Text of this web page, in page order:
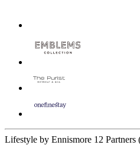
Lifestyle by Ennismore 12 Partners